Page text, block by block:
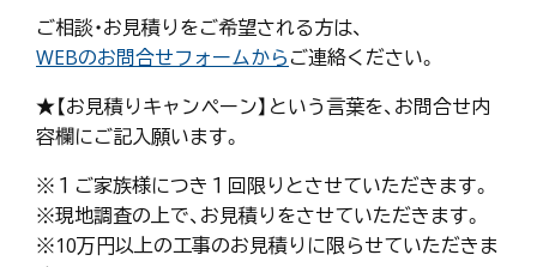
ご相談・お見積りをご希望される方は、
WEBのお問合せフォームからご連絡ください。
★【お見積りキャンペーン】という言葉を、お問合せ内
容欄にご記入願います。
※１ご家族様につき１回限りとさせていただきます。
※現地調査の上で、お見積りをさせていただきます。
※10万円以上の工事のお見積りに限らせていただきま